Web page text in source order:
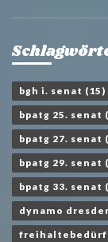
bgh i. senat (15)
bpatg 25. senat
bpatg 27. senat
bpatg 29. senat
bpatg 33. senat
dynamo